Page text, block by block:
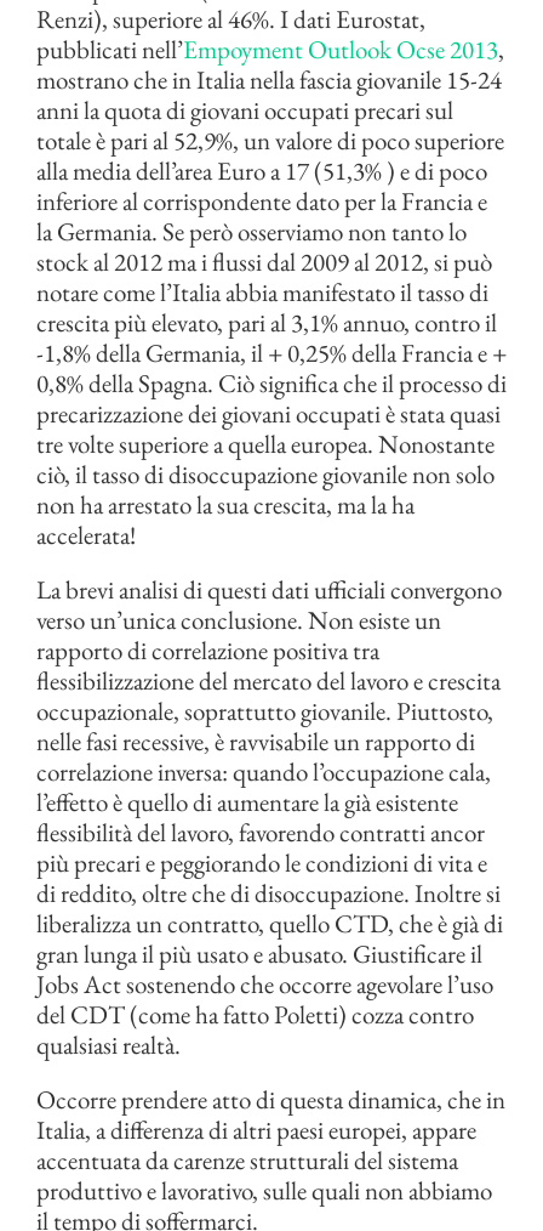
Renzi), superiore al 46%. I dati Eurostat,
pubblicati nell’Empoyment Outlook Ocse 2013,
mostrano che in Italia nella fascia giovanile 15-24
anni la quota di giovani occupati precari sul
totale è pari al 52,9%, un valore di poco superiore
alla media dell’area Euro a 17 (51,3% ) e di poco
inferiore al corrispondente dato per la Francia e
la Germania. Se però osserviamo non tanto lo
stock al 2012 ma i flussi dal 2009 al 2012, si può
notare come l’Italia abbia manifestato il tasso di
crescita più elevato, pari al 3,1% annuo, contro il
-1,8% della Germania, il + 0,25% della Francia e +
0,8% della Spagna. Ciò significa che il processo di
precarizzazione dei giovani occupati è stata quasi
tre volte superiore a quella europea. Nonostante
ciò, il tasso di disoccupazione giovanile non solo
non ha arrestato la sua crescita, ma la ha
accelerata!
La brevi analisi di questi dati ufficiali convergono
verso un’unica conclusione. Non esiste un
rapporto di correlazione positiva tra
flessibilizzazione del mercato del lavoro e crescita
occupazionale, soprattutto giovanile. Piuttosto,
nelle fasi recessive, è ravvisabile un rapporto di
correlazione inversa: quando l’occupazione cala,
l’effetto è quello di aumentare la già esistente
flessibilità del lavoro, favorendo contratti ancor
più precari e peggiorando le condizioni di vita e
di reddito, oltre che di disoccupazione. Inoltre si
liberalizza un contratto, quello CTD, che è già di
gran lunga il più usato e abusato. Giustificare il
Jobs Act sostenendo che occorre agevolare l’uso
del CDT (come ha fatto Poletti) cozza contro
qualsiasi realtà.
Occorre prendere atto di questa dinamica, che in
Italia, a differenza di altri paesi europei, appare
accentuata da carenze strutturali del sistema
produttivo e lavorativo, sulle quali non abbiamo
il tempo di soffermarci.